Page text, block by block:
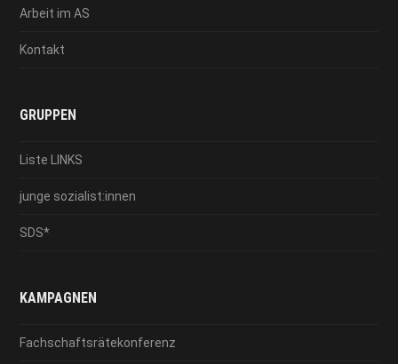
Arbeit im AS
Kontakt
GRUPPEN
Liste LINKS
junge sozialist:innen
SDS*
KAMPAGNEN
Fachschaftsrätekonferenz